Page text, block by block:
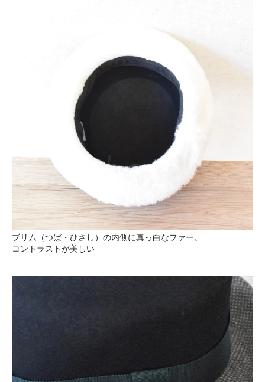
ブリム（つば・ひさし）の内側に真っ白なファー。
コントラストが美しい